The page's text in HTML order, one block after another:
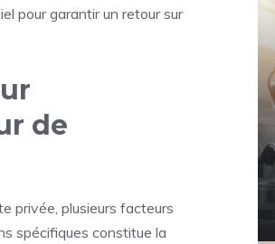
pour garantir un retour sur
de
privée, plusieurs facteurs
spécifiques constitue la